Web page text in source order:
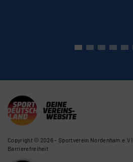
Copyright © 2026 - Sportverein Nordenham e.V |
Barrierefreiheit